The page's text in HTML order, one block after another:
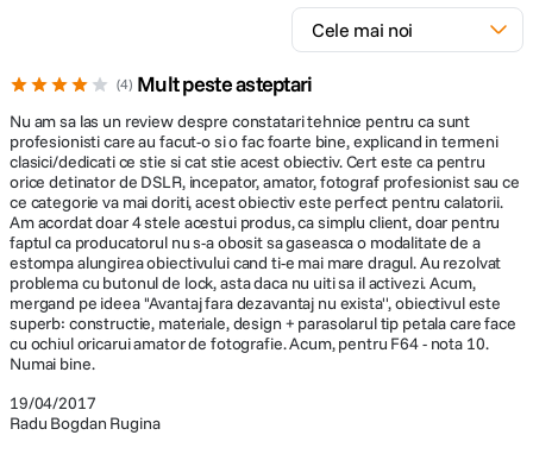
4 Mult peste asteptari
19/04/2017
Radu Bogdan Rugina
Nu am sa las un review despre constatari tehnice pentru ca sunt
profesionisti care au facut-o si o fac foarte bine, explicand in termeni
clasici/dedicati ce stie si cat stie acest obiectiv. Cert este ca pentru
orice detinator de DSLR, incepator, amator, fotograf profesionist sau ce
ce categorie va mai doriti, acest obiectiv este perfect pentru calatorii.
Am acordat doar 4 stele acestui produs, ca simplu client, doar pentru
faptul ca producatorul nu s-a obosit sa gaseasca o modalitate de a
estompa alungirea obiectivului cand ti-e mai mare dragul. Au rezolvat
problema cu butonul de lock, asta daca nu uiti sa il activezi. Acum,
mergand pe ideea ''Avantaj fara dezavantaj nu exista'', obiectivul este
superb: constructie, materiale, design + parasolarul tip petala care face
cu ochiul oricarui amator de fotografie. Acum, pentru F64 - nota 10.
Numai bine.